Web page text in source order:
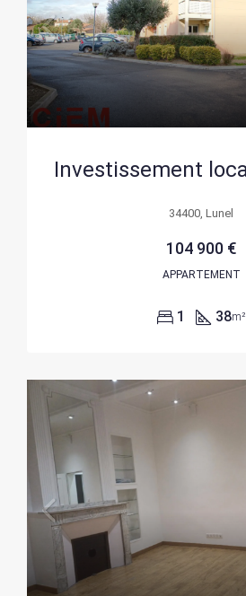
34400, Lunel
104 900 €
APPARTEMENT
1 38m²